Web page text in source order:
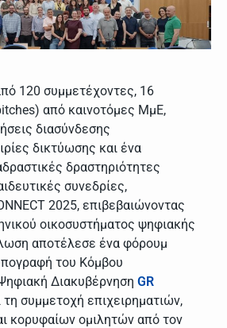
120 συμμετέχοντες, 16
από καινοτόμες ΜμΕ,
διασύνδεσης
δικτύωσης και ένα
δραστηριότητες
συνεδρίες,
2025, επιβεβαιώνοντας
οικοσυστήματος ψηφιακής
αποτέλεσε ένα φόρουμ
του Κόμβου
Διακυβέρνηση GR
τη συμμετοχή επιχειρηματιών,
κορυφαίων ομιλητών από τον